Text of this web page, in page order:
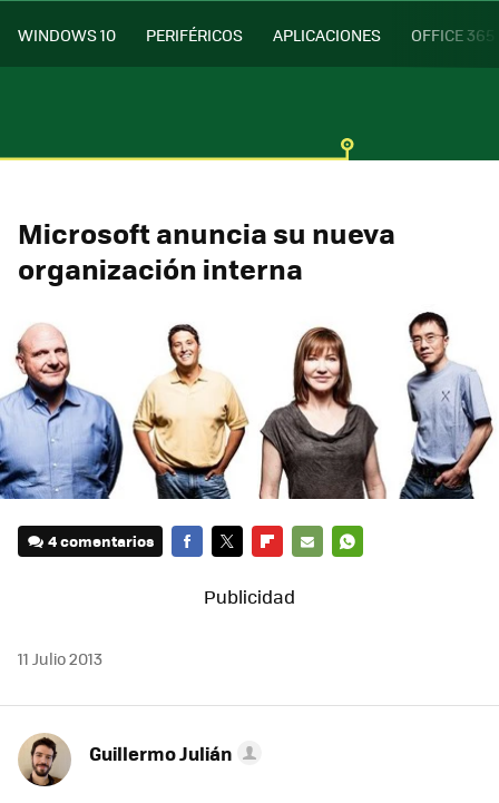
WINDOWS 10 PERIFÉRICOS APLICACIONES OFFICE 365
Microsoft anuncia su nueva
organización interna
4 comentarios
MAIL
11 Julio 2013
Guillermo Julián